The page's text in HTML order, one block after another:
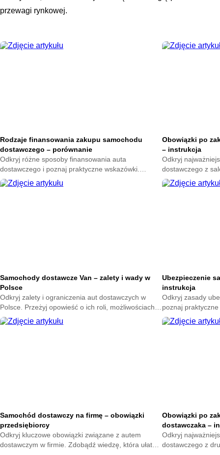
przewagi rynkowej.
Rodzaje finansowania zakupu samochodu
dostawczego – porównanie
Odkryj różne sposoby finansowania auta
dostawczego i poznaj praktyczne wskazówki.
Zdobądź wiedzę, która ułatwi wybór oraz zapewni
bezpieczeństwo w codziennym użytkowaniu.
Obowiązki po
– instrukcja
Odkryj
dostawczego z
ułatwi
użytkowaniu.
Samochody dostawcze Van – zalety i wady w
Polsce
Odkryj zalety i ograniczenia aut dostawczych w
Polsce. Przeżyj opowieść o ich roli, możliwościach
oraz wpływie na codzienny transport.
Ubezpieczenie
instrukcja
Odkryj zasady
poznaj
która ułatwi
codziennym
Samochód dostawczy na firmę – obowiązki
przedsiębiorcy
Odkryj kluczowe obowiązki związane z autem
dostawczym w firmie. Zdobądź wiedzę, która ułatwi
Obowiązki po
dostawczaka –
Odkryj
dostawczego z